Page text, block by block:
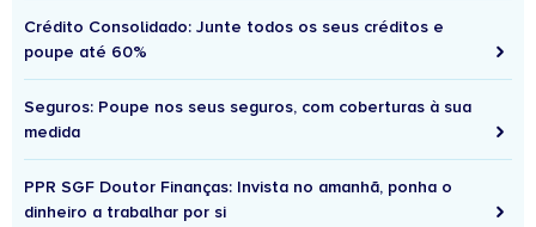
Crédito Consolidado: Junte todos os seus créditos e
poupe até 60%
Seguros: Poupe nos seus seguros, com coberturas à sua
medida
PPR SGF Doutor Finanças: Invista no amanhã, ponha o
dinheiro a trabalhar por si